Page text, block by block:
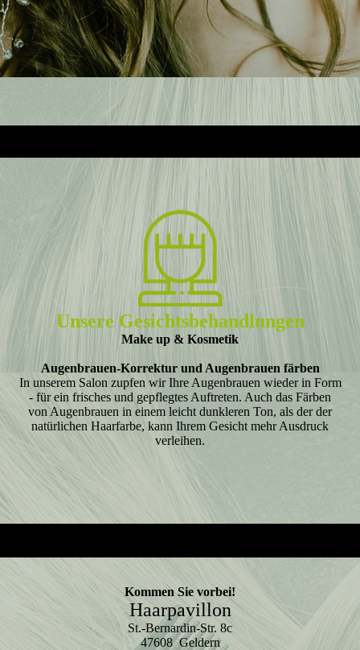
Unsere Gesichtsbehandlungen
Make up & Kosmetik
Augenbrauen-Korrektur und Augenbrauen färben
In unserem Salon zupfen wir Ihre Augenbrauen wieder in Form
- für ein frisches und gepflegtes Auftreten. Auch das Färben
von Augenbrauen in einem leicht dunkleren Ton, als der der
natürlichen Haarfarbe, kann Ihrem Gesicht mehr Ausdruck
verleihen.
Kommen Sie vorbei!
Haarpavillon
St.-Bernardin-Str. 8c
47608 Geldern